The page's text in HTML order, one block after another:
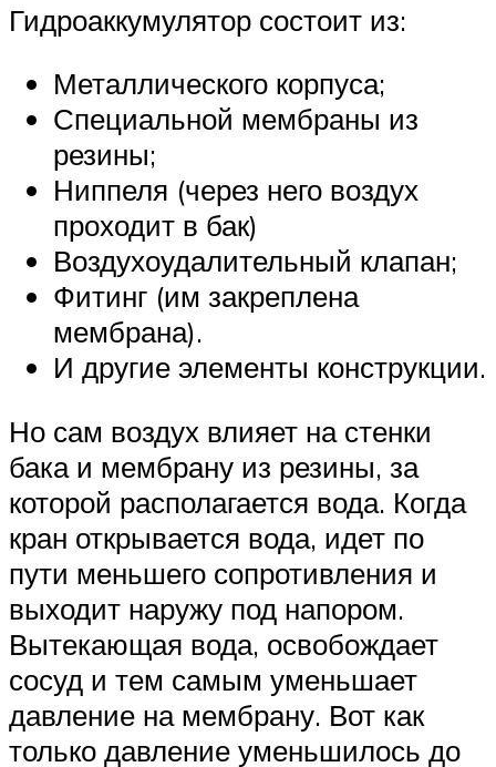
Гидроаккумулятор состоит из:
Металлического корпуса;
Специальной мембраны из
резины;
Ниппеля (через него воздух
проходит в бак)
Воздухоудалительный клапан;
Фитинг (им закреплена
мембрана).
И другие элементы конструкции.
Но сам воздух влияет на стенки
бака и мембрану из резины, за
которой располагается вода. Когда
кран открывается вода, идет по
пути меньшего сопротивления и
выходит наружу под напором.
Вытекающая вода, освобождает
сосуд и тем самым уменьшает
давление на мембрану. Вот как
только давление уменьшилось до